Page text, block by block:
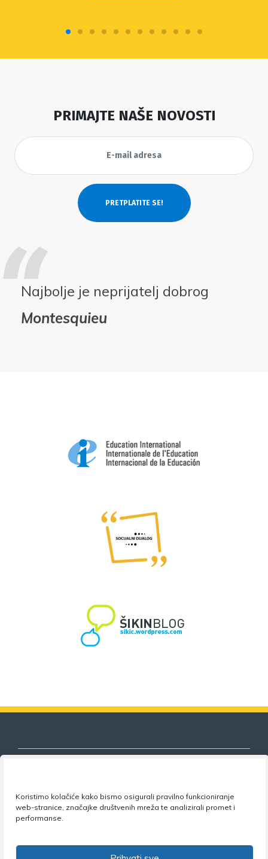
Koristimo kolačiće kako bismo osigurali pravilno funkcioniranje
web-stranice, značajke društvenih mreža te analizirali promet i
performanse.
PRIMAJTE NAŠE NOVOSTI
Najbolje je neprijatelj dobrog
Montesquieu
Nezavisni sindikat znanosti i visokog
obrazovanja
Adresa: Florijana Andrašeca 18A / VI kat • 10 000
+385 1 4847 337